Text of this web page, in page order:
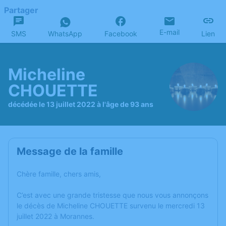
Partager
SMS WhatsApp Facebook E-mail Lien
Micheline
CHOUETTE
décédée le 13 juillet 2022 à l'âge de 93 ans
Message de la famille
Chère famille, chers amis,
C’est avec une grande tristesse que nous vous annonçons
le décès de Micheline CHOUETTE survenu le mercredi 13
juillet 2022 à Morannes.